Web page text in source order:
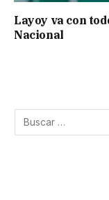
Layoy va con
Nacional